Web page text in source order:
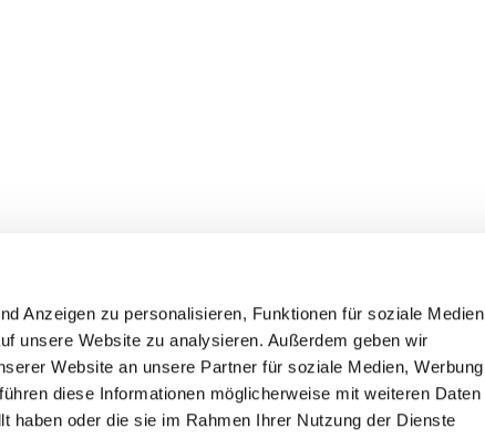
Anzeigen zu personalisieren, Funktionen für soziale Medien
unsere Website zu analysieren. Außerdem geben wir
Website an unsere Partner für soziale Medien, Werbung
diese Informationen möglicherweise mit weiteren Daten
haben oder die sie im Rahmen Ihrer Nutzung der Dienste